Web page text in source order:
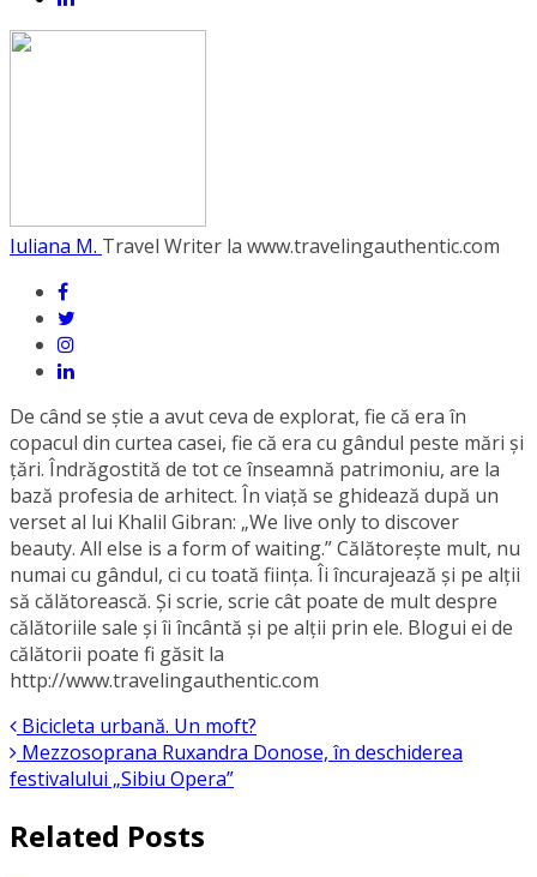
Iuliana M. Travel Writer la www.travelingauthentic.com
De când se știe a avut ceva de explorat, fie că era în
copacul din curtea casei, fie că era cu gândul peste mări şi
ţări. Îndrăgostită de tot ce înseamnă patrimoniu, are la
bază profesia de arhitect. În viaţă se ghidează după un
verset al lui Khalil Gibran: „We live only to discover
beauty. All else is a form of waiting.” Călătorește mult, nu
numai cu gândul, ci cu toată fiinţa. Îi încurajează şi pe alţii
să călătorească. Şi scrie, scrie cât poate de mult despre
călătoriile sale și îi încântă și pe alții prin ele. Blogui ei de
călătorii poate fi găsit la
http://www.travelingauthentic.com
Bicicleta urbană. Un moft?
Mezzosoprana Ruxandra Donose, în deschiderea
festivalului „Sibiu Opera”
Related Posts